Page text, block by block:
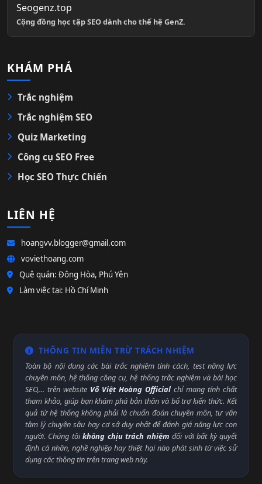
Seogenz.top
Cộng đồng học tập SEO dành cho thế hệ GenZ.
KHÁM PHÁ
Trắc nghiệm
Trắc nghiệm SEO
Quiz Marketing
Công cụ SEO Free
Học SEO Thực Chiến
LIÊN HỆ
hoangvv.blogger@gmail.com
voviethoang.com
Quê quán: Đông Hòa, Phú Yên
Làm việc tại: Hồ Chí Minh
THÔNG TIN MIỄN TRỪ TRÁCH NHIỆM
Toàn bộ nội dung các bài trắc nghiệm tính cách, test năng lực
chuyên môn, hệ thống công cụ, hệ thống trắc nghiệm và bài học
SEO,... trên website Võ Việt Hoàng Official chỉ mang tính chất
tham khảo, giúp bạn khám phá bản thân và bổ trợ kiến thức. Kết
quả từ hệ thống không phải là chuẩn đoán chuyên môn, tư vấn
tâm lý chuyên sâu hay cơ sở duy nhất để đánh giá năng lực con
người. Chúng tôikhông chịu trách nhiệm đối với bất kỳ quyết
định cá nhân, nghề nghiệp hay thiệt hại nào phát sinh từ việc sử
dụng các thông tin trên trang web này.